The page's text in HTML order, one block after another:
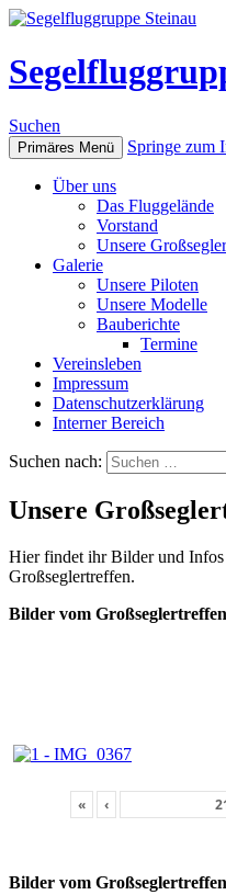
Suchen
Primäres Menü Springe zum
Über uns
Das Fluggelände
Vorstand
Unsere
Galerie
Unsere Piloten
Unsere Modelle
Bauberichte
Termine
Vereinsleben
Impressum
Datenschutzerklärung
Interner Bereich
Suchen nach:
Unsere
Hier findet ihr Bilder und Infos
Großseglertreffen.
Bilder vom
« ‹
Bilder vom